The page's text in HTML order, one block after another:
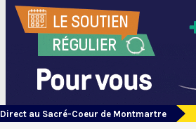
Direct au Sacré-Coeur de Montmartre